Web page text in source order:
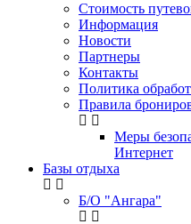
Стоимость
Информация
Новости
Партнеры
Контакты
Политика
Правила
Меры
Интернет
Базы отдыха
Б/О "Ангара"